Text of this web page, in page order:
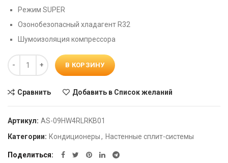
Режим SUPER
Озонобезопасный хладагент R32
Шумоизоляция компрессора
Количество
В КОРЗИНУ
Сравнить Добавить в Список желаний
Артикул: AS-09HW4RLRKB01
Категории: Кондиционеры, Настенные сплит-системы
Поделиться